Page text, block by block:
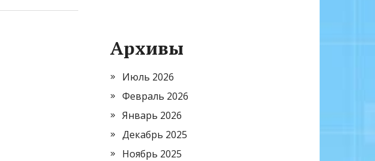
Архивы
Июль 2026
Февраль 2026
Январь 2026
Декабрь 2025
Ноябрь 2025